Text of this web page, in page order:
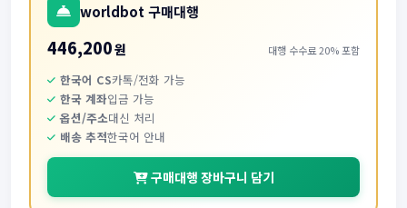
worldbot 구매대행
446,200원 대행 수수료 20% 포함
한국어 CS카톡/전화 가능
한국 계좌입금 가능
옵션/주소대신 처리
배송 추적한국어 안내
구매대행 장바구니 담기